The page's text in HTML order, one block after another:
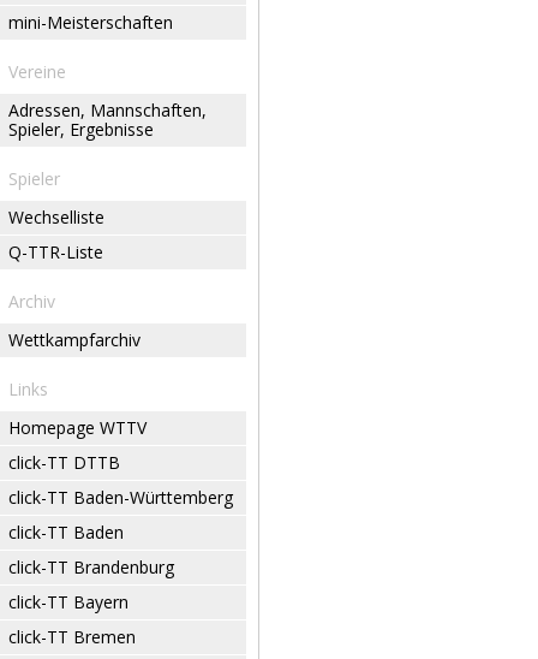
mini-Meisterschaften
Vereine
Adressen, Mannschaften,
Spieler, Ergebnisse
Spieler
Wechselliste
Q-TTR-Liste
Archiv
Wettkampfarchiv
Links
Homepage WTTV
click-TT DTTB
click-TT Baden-Württemberg
click-TT Baden
click-TT Brandenburg
click-TT Bayern
click-TT Bremen